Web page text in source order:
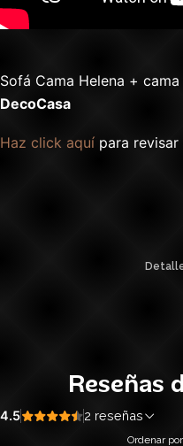
Sofá Cama Helena +
DecoCasa
Haz click aquí para
Reseñas
4.5 2 reseñas
Ordenar por